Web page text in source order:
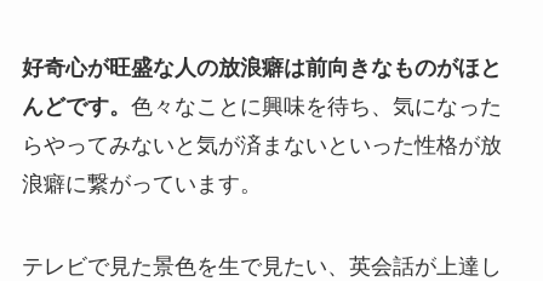
好奇心が旺盛な人の放浪癖は前向きなものがほと
んどです。 色々なことに興味を待ち、気になった
らやってみないと気が済まないといった性格が放
浪癖に繋がっています。
テレビで見た景色を生で見たい、英会話が上達し